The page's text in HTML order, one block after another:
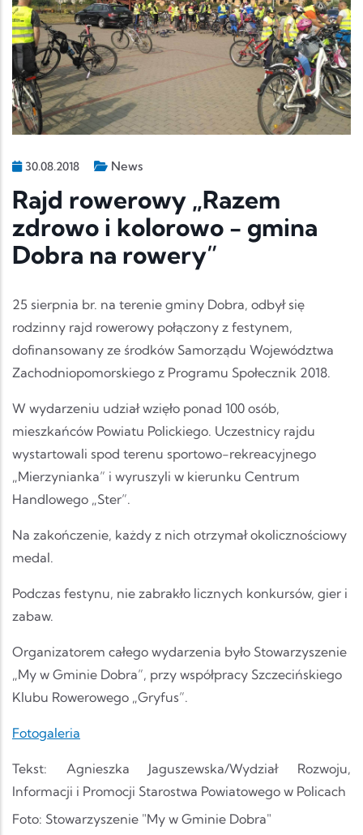
30.08.2018 News
Rajd rowerowy „Razem
zdrowo i kolorowo - gmina
Dobra na rowery”
25 sierpnia br. na terenie gminy Dobra, odbył się
rodzinny rajd rowerowy połączony z festynem,
dofinansowany ze środków Samorządu Województwa
Zachodniopomorskiego z Programu Społecznik 2018.
W wydarzeniu udział wzięło ponad 100 osób,
mieszkańców Powiatu Polickiego. Uczestnicy rajdu
wystartowali spod terenu sportowo-rekreacyjnego
„Mierzynianka” i wyruszyli w kierunku Centrum
Handlowego „Ster”.
Na zakończenie, każdy z nich otrzymał okolicznościowy
medal.
Podczas festynu, nie zabrakło licznych konkursów, gier i
zabaw.
Organizatorem całego wydarzenia było Stowarzyszenie
„My w Gminie Dobra”, przy współpracy Szczecińskiego
Klubu Rowerowego „Gryfus”.
Fotogaleria
Tekst: Agnieszka Jaguszewska/Wydział Rozwoju,
Informacji i Promocji Starostwa Powiatowego w Policach
Foto: Stowarzyszenie "My w Gminie Dobra"